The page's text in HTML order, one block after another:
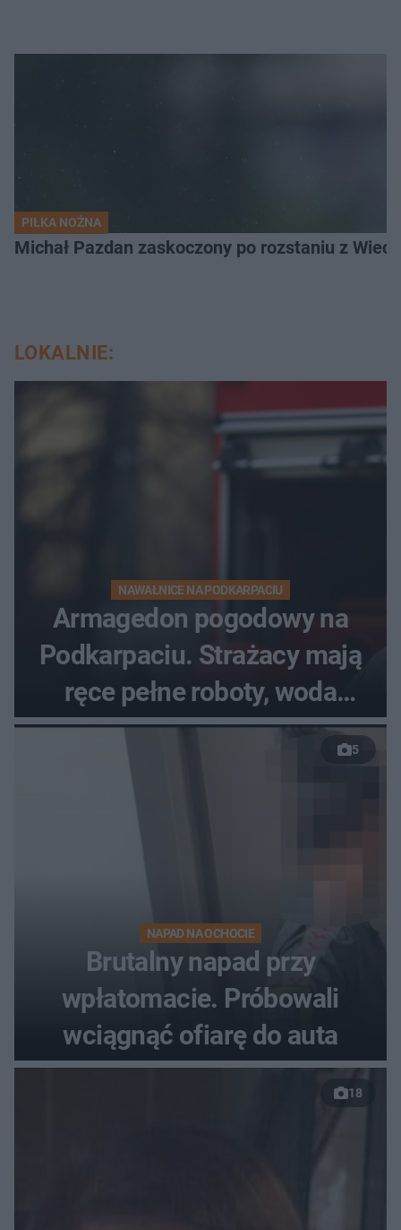
PIŁKA NOŻNA
Michał Pazdan zaskoczony po rozstaniu z
LOKALNIE:
NAWAŁNICE NA PODKARPACIU
Armagedon pogodowy na
Podkarpaciu. Strażacy mają
ręce pełne roboty, woda
zalewa posesje i budynki
5
NAPAD NA OCHOCIE
Brutalny napad przy
wpłatomacie. Próbowali
wciągnąć ofiarę do auta
18